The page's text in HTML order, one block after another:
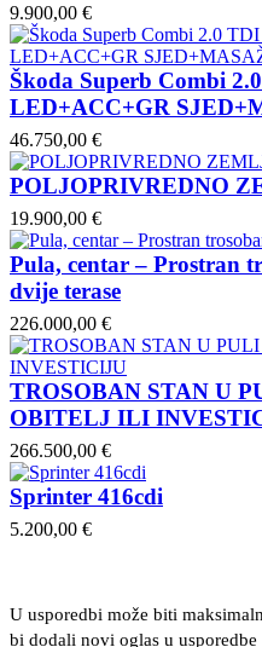
9.900,00 €
Škoda Superb Combi
LED+ACC+GR
46.750,00 €
POLJOPRIVREDNO
19.900,00 €
Pula, centar – Prostran
dvije terase
226.000,00 €
TROSOBAN STAN U
OBITELJ ILI
266.500,00 €
Sprinter 416cdi
5.200,00 €
U usporedbi može biti
bi dodali novi oglas u usporedbe